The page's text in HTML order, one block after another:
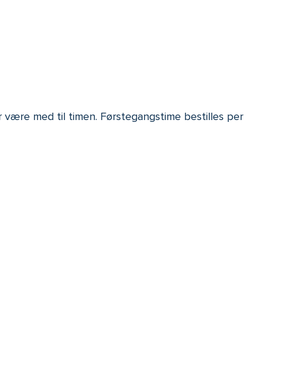
med til timen. Førstegangstime bestilles per